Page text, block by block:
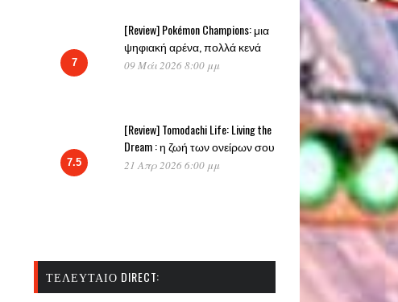
7
[Review] Pokémon Champions: μια
ψηφιακή αρένα, πολλά κενά
09 Μάι 2026 8:00 μμ
7.5
[Review] Tomodachi Life: Living the
Dream : η ζωή των ονείρων σου
21 Απρ 2026 6:00 μμ
ΤΕΛΕΥΤΑΊΟ DIRECT: